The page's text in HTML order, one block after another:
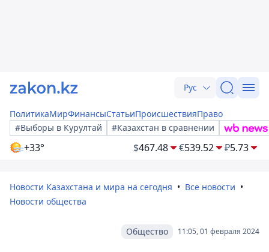
Рус
ПолитикаМирФинансыСтатьиПроисшествияПраво
#Выборы в Курултай
#Казахстан в сравнении
+33° $467.48 €539.52 ₽5.73
Новости Казахстана и мира на сегодня
Все новости
Новости общества
11:05, 01 февраля 2024
Общество